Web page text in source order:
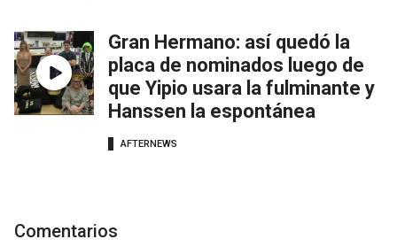
Gran Hermano: así quedó la
placa de nominados luego de
que Yipio usara la fulminante y
Hanssen la espontánea
AFTERNEWS
Comentarios